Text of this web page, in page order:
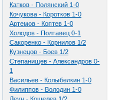
Катков - Полянский 1-0
Кочукова - Коротков 1-0
Артемов - Коптев 1-0
Холодов - Полтавец 0-1
Сакоренко - Корнилов 1/2
Кузнецов - Боев 1/2
Степанищев - Александров 0-
1
Васильев - Колыбелкин 1-0
Филиппов - Володин 1-0